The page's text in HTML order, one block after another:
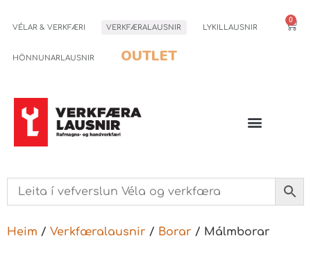
VÉLAR & VERKFÆRI VERKFÆRALAUSNIR LYKILLAUSNIR
HÖNNUNARLAUSNIR OUTLET
0
Heim / Verkfæralausnir / Borar / Málmborar